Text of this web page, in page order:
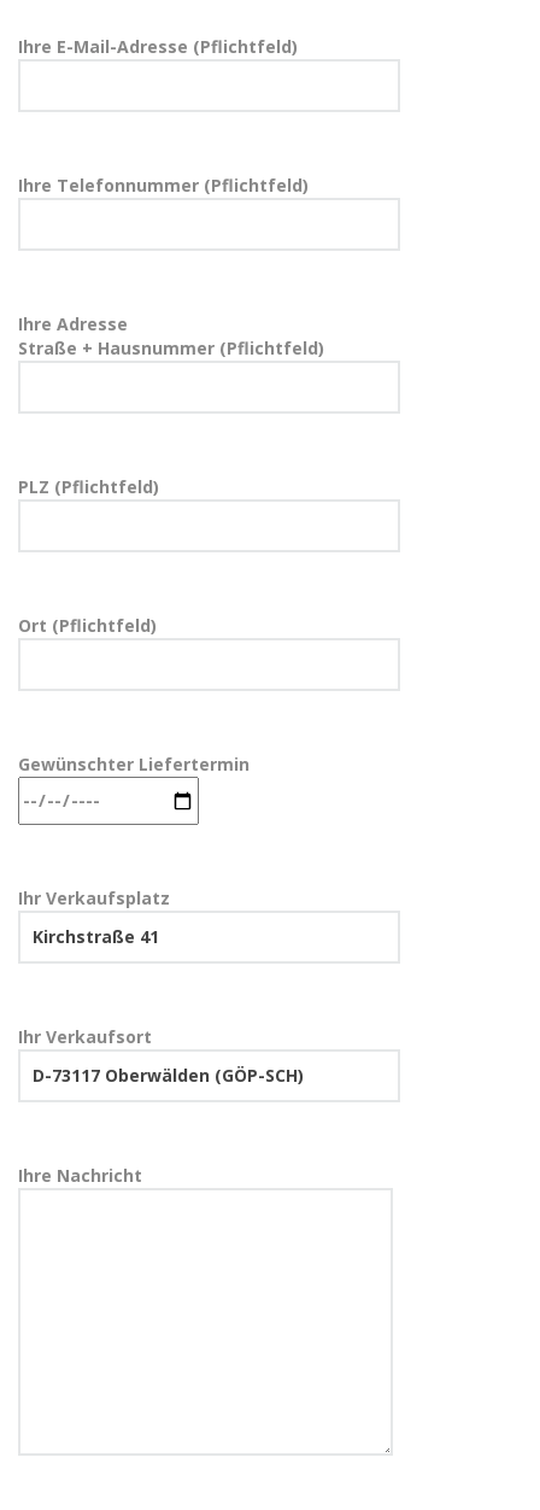
Ihre E-Mail-Adresse (Pflichtfeld)
Ihre Telefonnummer (Pflichtfeld)
Ihre Adresse
Straße + Hausnummer (Pflichtfeld)
PLZ (Pflichtfeld)
Ort (Pflichtfeld)
Gewünschter Liefertermin
Ihr Verkaufsplatz
Ihr Verkaufsort
Ihre Nachricht